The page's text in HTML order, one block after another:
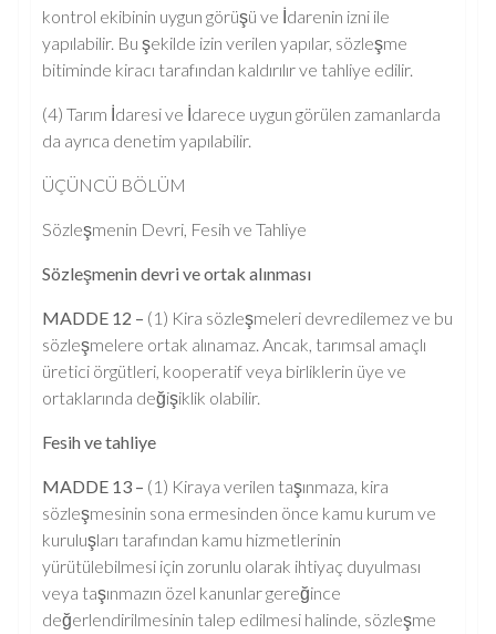
kontrol ekibinin uygun görüşü ve İdarenin izni ile
yapılabilir. Bu şekilde izin verilen yapılar, sözleşme
bitiminde kiracı tarafından kaldırılır ve tahliye edilir.
(4) Tarım İdaresi ve İdarece uygun görülen zamanlarda
da ayrıca denetim yapılabilir.
ÜÇÜNCÜ BÖLÜM
Sözleşmenin Devri, Fesih ve Tahliye
Sözleşmenin devri ve ortak alınması
MADDE 12 – (1) Kira sözleşmeleri devredilemez ve bu
sözleşmelere ortak alınamaz. Ancak, tarımsal amaçlı
üretici örgütleri, kooperatif veya birliklerin üye ve
ortaklarında değişiklik olabilir.
Fesih ve tahliye
MADDE 13 – (1) Kiraya verilen taşınmaza, kira
sözleşmesinin sona ermesinden önce kamu kurum ve
kuruluşları tarafından kamu hizmetlerinin
yürütülebilmesi için zorunlu olarak ihtiyaç duyulması
veya taşınmazın özel kanunlar gereğince
değerlendirilmesinin talep edilmesi halinde, sözleşme